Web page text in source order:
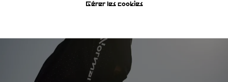
Gérer les cookies